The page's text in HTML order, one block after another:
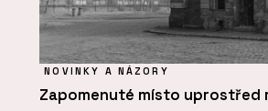
NOVINKY A NÁZORY
Zapomenuté místo uprostřed